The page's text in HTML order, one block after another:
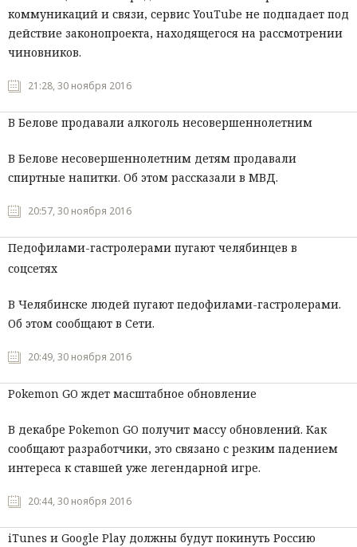
коммуникаций и связи, сервис YouTube не подпадает под
действие законопроекта, находящегося на рассмотрении
чиновников.
21:28, 30 ноября 2016
В Белове продавали алкоголь несовершеннолетним
В Белове несовершеннолетним детям продавали
спиртные напитки. Об этом рассказали в МВД.
20:57, 30 ноября 2016
Педофилами-гастролерами пугают челябинцев в
соцсетях
В Челябинске людей пугают педофилами-гастролерами.
Об этом сообщают в Сети.
20:49, 30 ноября 2016
Pokemon GO ждет масштабное обновление
В декабре Pokemon GO получит массу обновлений. Как
сообщают разработчики, это связано с резким падением
интереса к ставшей уже легендарной игре.
20:44, 30 ноября 2016
iTunes и Google Play должны будут покинуть Россию